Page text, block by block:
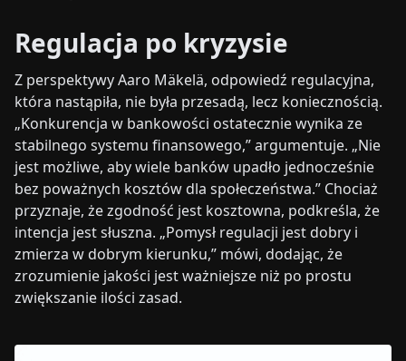
Regulacja po kryzysie
Z perspektywy Aaro Mäkelä, odpowiedź regulacyjna,
która nastąpiła, nie była przesadą, lecz koniecznością.
„Konkurencja w bankowości ostatecznie wynika ze
stabilnego systemu finansowego,” argumentuje. „Nie
jest możliwe, aby wiele banków upadło jednocześnie
bez poważnych kosztów dla społeczeństwa.” Chociaż
przyznaje, że zgodność jest kosztowna, podkreśla, że
intencja jest słuszna. „Pomysł regulacji jest dobry i
zmierza w dobrym kierunku,” mówi, dodając, że
zrozumienie jakości jest ważniejsze niż po prostu
zwiększanie ilości zasad.